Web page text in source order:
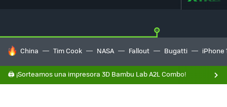
HOY SE HABLA DE
China Tim Cook NASA Fallout Bugatti iPhone
🖨️ ¡Sorteamos una impresora 3D Bambu Lab A2L Combo!